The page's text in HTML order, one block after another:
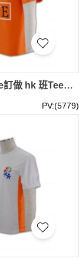
CT008 班Tee訂做 hk 班Tee優惠
PV:(5779)